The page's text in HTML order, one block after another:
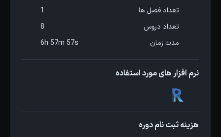
01:08:57
08. مقدماتی Revit - درس هشتم 01:25:52
تعداد فصل ها
1
تعداد دروس
8
مدت زمان
6h 57m 57s
نرم افزار های مورد استفاده
هزینه ثبت نام دوره